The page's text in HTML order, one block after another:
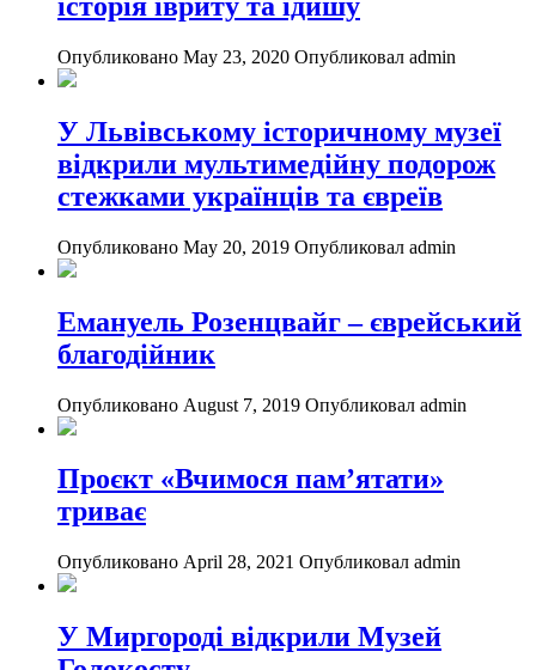
Опубликовано May 23, 2020 Опубликовал admin
У Львівському історичному музеї
відкрили мультимедійну подорож
стежками українців та євреїв
Опубликовано May 20, 2019 Опубликовал admin
Емануель Розенцвайг – єврейський
благодійник
Опубликовано August 7, 2019 Опубликовал admin
Проєкт «Вчимося пам’ятати»
триває
Опубликовано April 28, 2021 Опубликовал admin
У Миргороді відкрили Музей